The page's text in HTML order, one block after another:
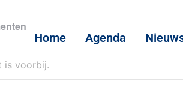
Home Agenda
is voorbij.